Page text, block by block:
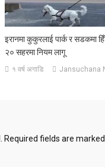
इरानमा कुकुरलाई पार्क र सडकमा
२० सहरमा नियम लागू
१ वर्ष अगाडि Jansuchana
Required fields are